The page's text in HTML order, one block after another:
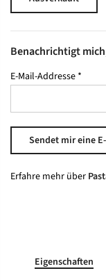
Benachrichtigt
E-Mail-Addresse *
Erfahre mehr über
Eigenschaften